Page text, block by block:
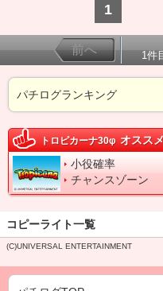
1
前へ
1件
パチログランキング
トロピカーナ30φ オスス
小役確率
チャンスゾーン
コピーライト一覧
(C)UNIVERSAL ENTERTAINMENT